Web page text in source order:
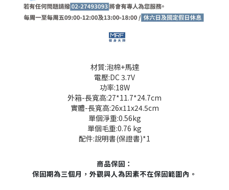
材質:泡棉+馬達
電壓:DC 3.7V
功率:18W
外箱-長寬高:27*11.7*24.7cm
實體-長寬高:26x11x24.5cm
單個淨重:0.56kg
單個毛重:0.76 kg
配件:說明書(保證書)*1
商品保固：
保固期為三個月，外觀與人為因素不在保固範圍內。